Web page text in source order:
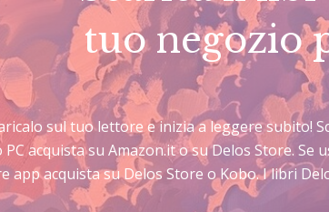
tuo negozio
sul tuo lettore e inizia a leggere subito!
acquista su Amazon.it o su Delos Store. Se
app acquista su Delos Store o Kobo. I libri